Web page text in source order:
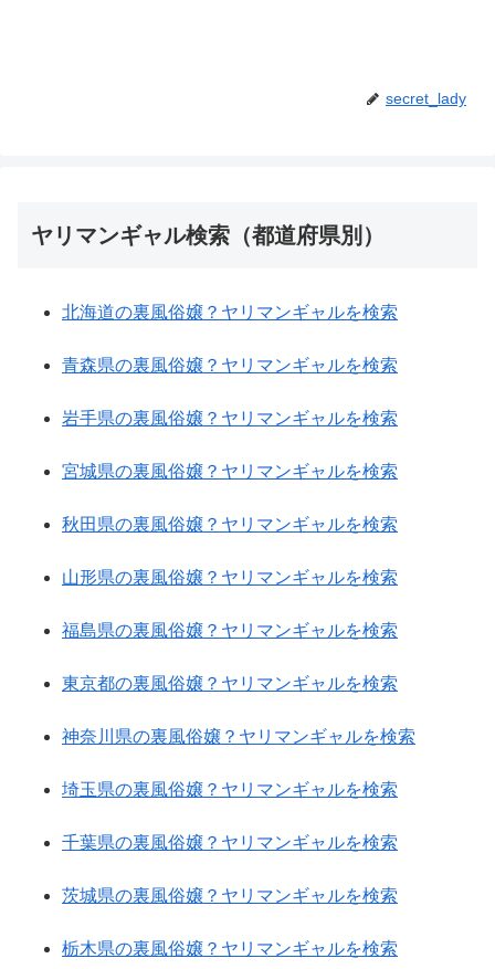
secret_lady
ヤリマンギャル検索（都道府県別）
北海道の裏風俗嬢？ヤリマンギャルを検索
青森県の裏風俗嬢？ヤリマンギャルを検索
岩手県の裏風俗嬢？ヤリマンギャルを検索
宮城県の裏風俗嬢？ヤリマンギャルを検索
秋田県の裏風俗嬢？ヤリマンギャルを検索
山形県の裏風俗嬢？ヤリマンギャルを検索
福島県の裏風俗嬢？ヤリマンギャルを検索
東京都の裏風俗嬢？ヤリマンギャルを検索
神奈川県の裏風俗嬢？ヤリマンギャルを検索
埼玉県の裏風俗嬢？ヤリマンギャルを検索
千葉県の裏風俗嬢？ヤリマンギャルを検索
茨城県の裏風俗嬢？ヤリマンギャルを検索
栃木県の裏風俗嬢？ヤリマンギャルを検索